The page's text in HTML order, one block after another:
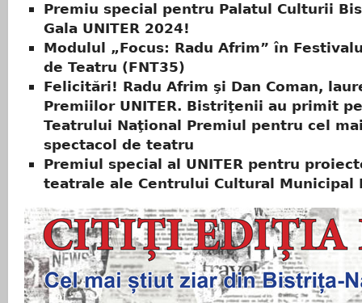
Premiu special pentru Palatul Culturii
Gala UNITER 2024!
Modulul „Focus: Radu Afrim” în
de Teatru (FNT35)
Felicitări! Radu Afrim şi Dan Coman,
Premiilor UNITER. Bistriţenii au primit
Teatrului Naţional Premiul pentru cel
spectacol de teatru
Premiul special al UNITER pentru
teatrale ale Centrului Cultural Municipal